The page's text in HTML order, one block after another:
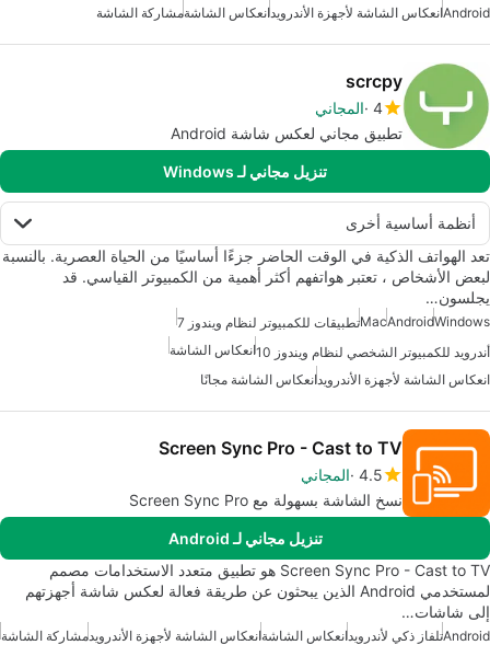
Androidانعكاس الشاشة لأجهزة الأندرويدانعكاس الشاشةمشاركة الشاشة
scrcpy
4 المجاني
تطبيق مجاني لعكس شاشة Android
تنزيل مجاني لـ Windows
أنظمة أساسية أخرى
تعد الهواتف الذكية في الوقت الحاضر جزءًا أساسيًا من الحياة العصرية. بالنسبة
لبعض الأشخاص ، تعتبر هواتفهم أكثر أهمية من الكمبيوتر القياسي. قد
يجلسون…
Windows
Android
Macتطبيقات للكمبيوتر لنظام ويندوز 7
أندرويد للكمبيوتر الشخصي لنظام ويندوز 10
انعكاس الشاشة
انعكاس الشاشة لأجهزة الأندرويدانعكاس الشاشة مجانًا
Screen Sync Pro - Cast to TV
4.5 المجاني
نسخ الشاشة بسهولة مع Screen Sync Pro
تنزيل مجاني لـ Android
Screen Sync Pro - Cast to TV هو تطبيق متعدد الاستخدامات مصمم
لمستخدمي Android الذين يبحثون عن طريقة فعالة لعكس شاشة أجهزتهم
إلى شاشات…
Androidتلفاز ذكي لأندرويدانعكاس الشاشةانعكاس الشاشة لأجهزة الأندرويدمشاركة الشاشة